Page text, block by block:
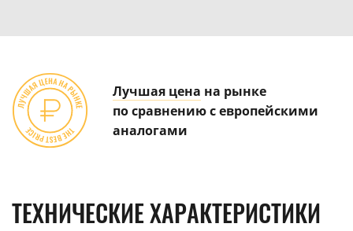
Лучшая цена на рынке
по сравнению с европейскими
аналогами
ТЕХНИЧЕСКИЕ ХАРАКТЕРИСТИКИ